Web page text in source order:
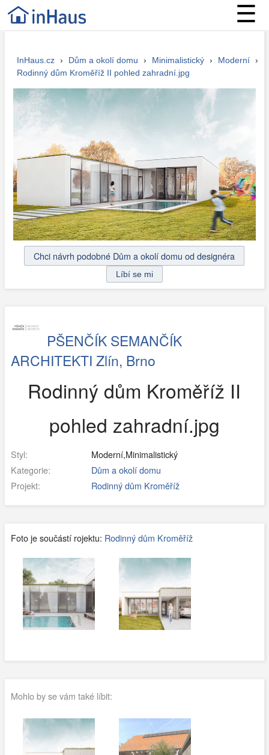
☰
InHaus.cz › Dům a okolí domu › Minimalistický › Moderní ›
Rodinný dům Kroměříž II pohled zahradní.jpg
Chci návrh podobné Dům a okolí domu od designéra
PŠENČÍK SEMANČÍK
ARCHITEKTI Zlín, Brno
Rodinný dům Kroměříž II
pohled zahradní.jpg
Styl:
Moderní,Minimalistický
Kategorie:
Dům a okolí domu
Projekt:
Rodinný dům Kroměříž
Foto je součástí rojektu: Rodinný dům Kroměříž
Mohlo by se vám také líbit: